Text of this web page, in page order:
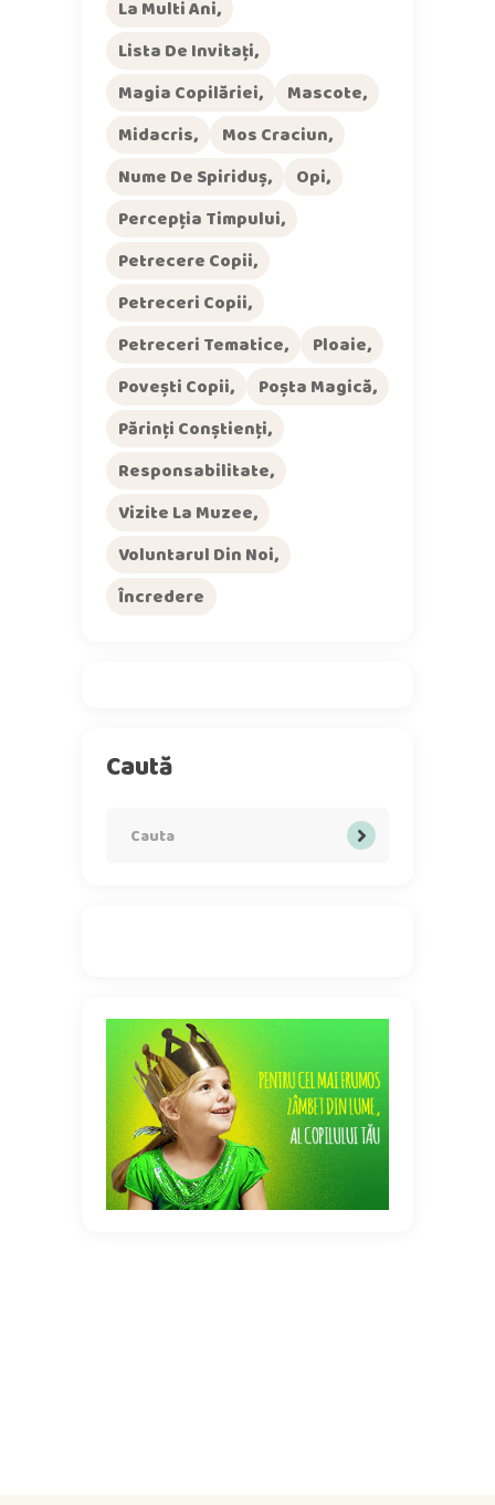
La Multi Ani
Lista De Invitați
Magia Copilăriei
Mascote
Midacris
Mos Craciun
Nume De Spiriduș
Opi
Percepția Timpului
Petrecere Copii
Petreceri Copii
Petreceri Tematice
Ploaie
Povești Copii
Poșta Magică
Părinți Conștienți
Responsabilitate
Vizite La Muzee
Voluntarul Din Noi
Încredere
Caută
for: